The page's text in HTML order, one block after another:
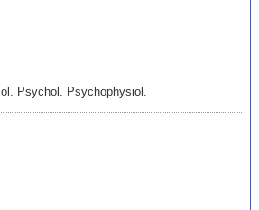
Psychol. Psychophysiol.